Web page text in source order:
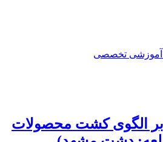
آموزشی تخصصی
بر الگوی کشت محصولات